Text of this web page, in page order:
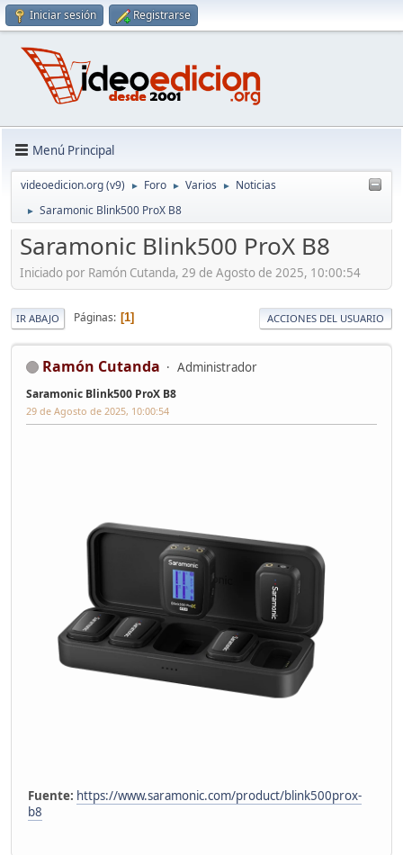
Iniciar sesión Registrarse
Menú Principal
videoedicion.org (v9) ► Foro ► Varios ► Noticias
► Saramonic Blink500 ProX B8
Saramonic Blink500 ProX B8
Iniciado por Ramón Cutanda, 29 de Agosto de 2025, 10:00:54
IR ABAJO Páginas 1 ACCIONES DEL USUARIO
Ramón Cutanda Administrador
Saramonic Blink500 ProX B8
29 de Agosto de 2025, 10:00:54
Fuente: https://www.saramonic.com/product/blink500prox-
b8